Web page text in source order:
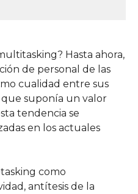
Hasta ahora,
de personal de las
cualidad entre sus
suponía un valor
tendencia se
en los actuales
como
antítesis de la